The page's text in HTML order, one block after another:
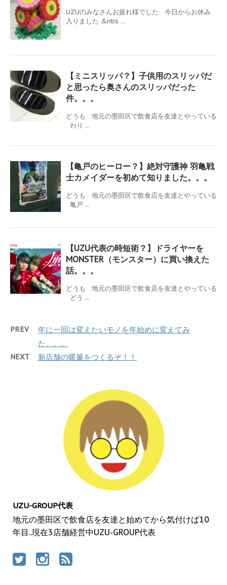
UZUのみなさんお疲れ様でした 今日からお休み
入りました &nbs ...
【ミニスリッパ？】子供用のスリッパだ
と思ったら奥さんのスリッパだった
件。。。
どうも 地元の墨田区で飲食店を友達とやっている
わり ...
【亀戸のヒーロー？】絶対守護神 羽亀戦
士カメイダーを初めて知りました。。。
どうも 地元の墨田区で飲食店を友達とやっている
亀戸 ...
【UZU代表の時短術？】ドライヤーを
MONSTER（モンスター）に買い換えた
話。。。
どうも 地元の墨田区で飲食店を友達とやっている
どう ...
PREV
年に一回は変えたいモノを年始めに変えてみ
た。。。
NEXT 新店舗の暖簾をつくるぞ！！
UZU-GROUP代表
地元の墨田区で飲食店を友達と始めてから気付けば10
年目..現在3店舗経営中UZU-GROUP代表